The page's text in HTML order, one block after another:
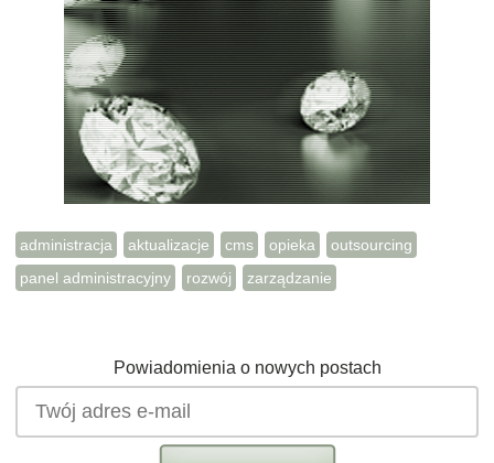
administracja aktualizacje cms opieka
outsourcing
panel administracyjny
rozwój zarządzanie
Powiadomienia o nowych postach